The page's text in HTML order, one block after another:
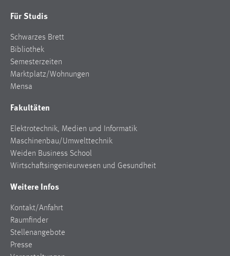
Für Studis
Schwarzes Brett
Bibliothek
Semesterzeiten
Marktplatz/Wohnungen
Mensa
Fakultäten
Elektrotechnik, Medien und Informatik
Maschinenbau/Umwelttechnik
Weiden Business School
Wirtschaftsingenieurwesen und Gesundheit
Weitere Infos
Kontakt/Anfahrt
Raumfinder
Stellenangebote
Presse
EXTERNE MEDIEN
Um Inhalte von Videoplattformen und Social Media
Plattformen anzeigen zu können, werden von diesen
externen Medien Cookies gesetzt.
Vimeo